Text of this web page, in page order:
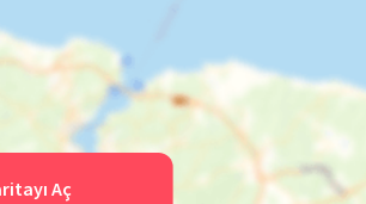
Aç